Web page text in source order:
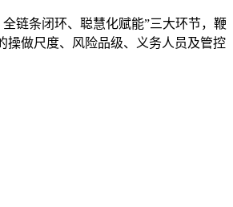
链条闭环、聪慧化赋能”三大环节，鞭
操做尺度、风险品级、义务人员及管控